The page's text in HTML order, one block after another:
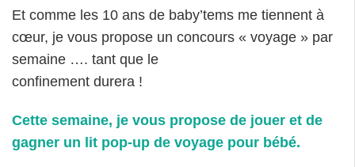
Et comme les 10 ans de baby’tems me tiennent à
cœur, je vous propose un concours « voyage » par
semaine …. tant que le
confinement durera !
Cette semaine, je vous propose de jouer et de
gagner un lit pop-up de voyage pour bébé.